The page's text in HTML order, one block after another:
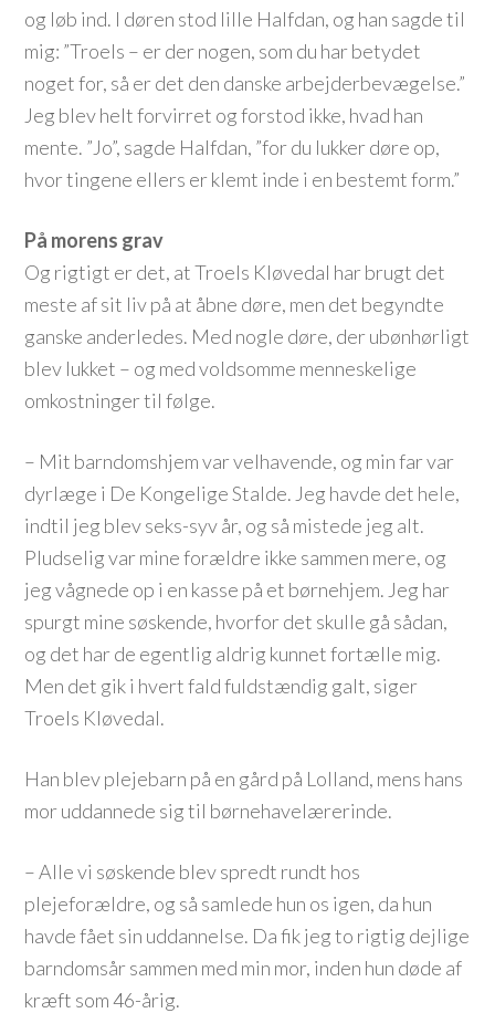
og løb ind. I døren stod lille Halfdan, og han sagde til
mig: ”Troels – er der nogen, som du har betydet
noget for, så er det den danske arbejderbevægelse.”
Jeg blev helt forvirret og forstod ikke, hvad han
mente. ”Jo”, sagde Halfdan, ”for du lukker døre op,
hvor tingene ellers er klemt inde i en bestemt form.”
På morens grav
Og rigtigt er det, at Troels Kløvedal har brugt det
meste af sit liv på at åbne døre, men det begyndte
ganske anderledes. Med nogle døre, der ubønhørligt
blev lukket – og med voldsomme menneskelige
omkostninger til følge.
– Mit barndomshjem var velhavende, og min far var
dyrlæge i De Kongelige Stalde. Jeg havde det hele,
indtil jeg blev seks-syv år, og så mistede jeg alt.
Pludselig var mine forældre ikke sammen mere, og
jeg vågnede op i en kasse på et børnehjem. Jeg har
spurgt mine søskende, hvorfor det skulle gå sådan,
og det har de egentlig aldrig kunnet fortælle mig.
Men det gik i hvert fald fuldstændig galt, siger
Troels Kløvedal.
Han blev plejebarn på en gård på Lolland, mens hans
mor uddannede sig til børnehavelærerinde.
– Alle vi søskende blev spredt rundt hos
plejeforældre, og så samlede hun os igen, da hun
havde fået sin uddannelse. Da fik jeg to rigtig dejlige
barndomsår sammen med min mor, inden hun døde af
kræft som 46-årig.